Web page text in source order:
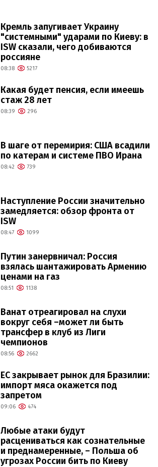
Кремль запугивает Украину
"системными" ударами по Киеву: в
ISW сказали, чего добиваются
россияне
08:38 5217
Какая будет пенсия, если имеешь
стаж 28 лет
08:39 296
В шаге от перемирия: США всадили
по катерам и системе ПВО Ирана
08:42 739
Наступление России значительно
замедляется: обзор фронта от
ISW
08:47 1099
Путин занервничал: Россия
взялась шантажировать Армению
ценами на газ
08:51 1138
Ванат отреагировал на слухи
вокруг себя –может ли быть
трансфер в клуб из Лиги
чемпионов
08:56 2662
ЕС закрывает рынок для Бразилии:
импорт мяса окажется под
запретом
09:06 474
Любые атаки будут
расцениваться как сознательные
и преднамеренные, – Польша об
угрозах России бить по Киеву